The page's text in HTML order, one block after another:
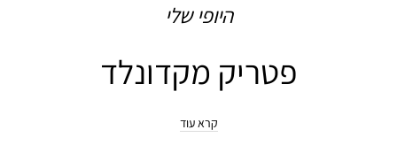
היופי שלי
פטריק מקדונלד
קרא עוד